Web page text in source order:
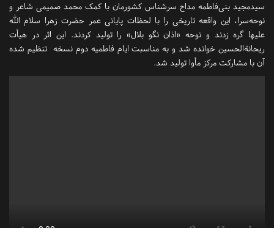
سیدمجید بنی‌فاطمه مداح سرشناس کشورمان با کمک محمد صمیمی شاعر و
نوحه‌سرا، این واقعه تاریخی را با لحظات پایانی عمر حضرت زهرا سلام الله
علیها گره زدند و نوحه «اذان نگو بلال» را تولید کردند. این اثر در هیأت
ریحانةالحسین خوانده شد و به مناسبت ایام فاطمیه دوم نسخه تنظیم شده
آن با مشارکت مرکز مأوا تولید شد.